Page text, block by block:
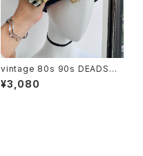
vintage 80s 90s DEADSTO
CK 黒金ギンガムチェックリボン
バレッタ
¥3,080